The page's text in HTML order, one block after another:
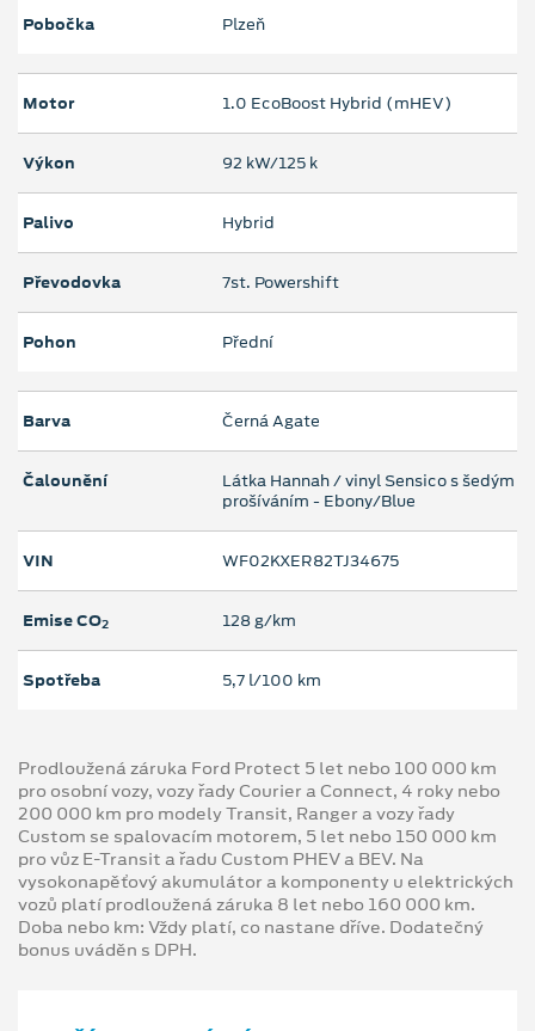
Pobočka Plzeň
Motor 1.0 EcoBoost Hybrid (mHEV)
Výkon 92 kW/125 k
Palivo Hybrid
Převodovka 7st. Powershift
Pohon Přední
Barva Černá Agate
Čalounění
Látka Hannah / vinyl Sensico s šedým
prošíváním - Ebony/Blue
VIN WF02KXER82TJ34675
Emise CO2 128 g/km
Spotřeba 5,7 l/100 km
Prodloužená záruka Ford Protect 5 let nebo 100 000 km
pro osobní vozy, vozy řady Courier a Connect, 4 roky nebo
200 000 km pro modely Transit, Ranger a vozy řady
Custom se spalovacím motorem, 5 let nebo 150 000 km
pro vůz E-Transit a řadu Custom PHEV a BEV. Na
vysokonapěťový akumulátor a komponenty u elektrických
vozů platí prodloužená záruka 8 let nebo 160 000 km.
Doba nebo km: Vždy platí, co nastane dříve. Dodatečný
bonus uváděn s DPH.